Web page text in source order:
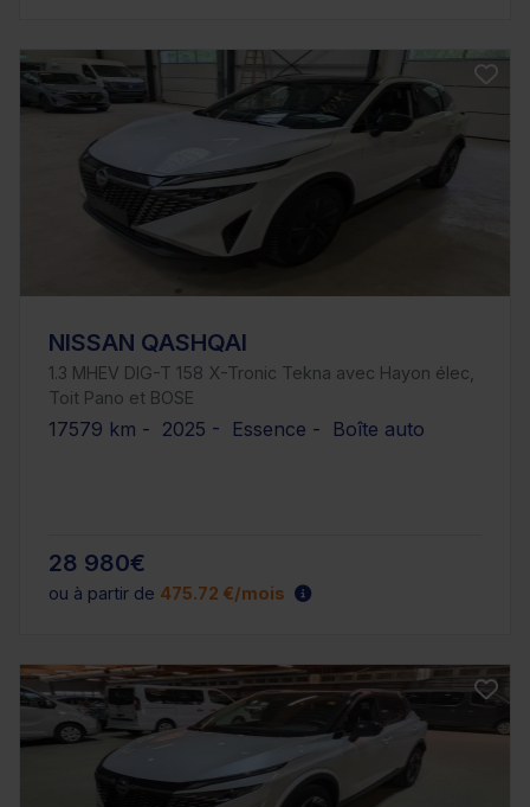
NISSAN QASHQAI
1.3 MHEV DIG-T 158 X-Tronic Tekna avec Hayon élec,
Toit Pano et BOSE
17579 km - 2025 - Essence - Boîte auto
28 980€
ou à partir de 475.72 €/mois